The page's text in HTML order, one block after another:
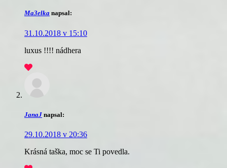
Ma3elka napsal:
31.10.2018 v 15:10
luxus !!!! nádhera
JanaJ napsal:
29.10.2018 v 20:36
Krásná taška, moc se Ti povedla.